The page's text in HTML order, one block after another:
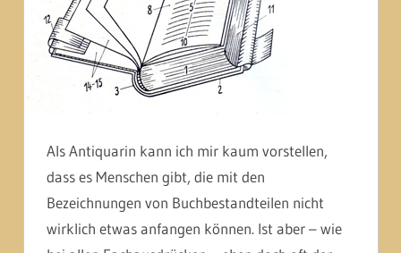
Als Antiquarin kann ich mir kaum vorstellen,
dass es Menschen gibt, die mit den
Bezeichnungen von Buchbestandteilen nicht
wirklich etwas anfangen können. Ist aber – wie